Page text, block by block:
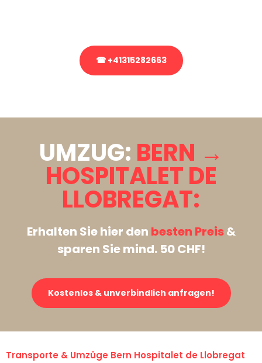
☎ +41315282663
UMZUG: BERN →
HOSPITALET DE
LLOBREGAT:
Erhalten Sie hier den besten Preis&
sparen Sie mind. 50 CHF!
Kostenlos & unverbindlich anfragen!
Transporte & Umzüge Bern Hospitalet de Llobregat